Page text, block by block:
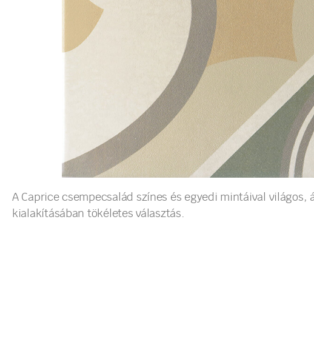
A Caprice csempecsalád színes és egyedi mintáival világos,
kialakításában tökéletes választás.